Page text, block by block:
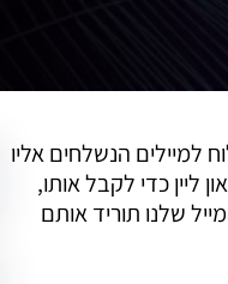
הנשלחים אליו
ליין כדי לקבל אותו,
שלנו תוריד אותם